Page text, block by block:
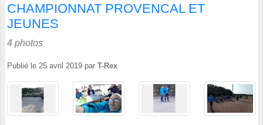
CHAMPIONNAT PROVENCAL ET
JEUNES
4 photos
Publié le 25 avril 2019 par T-Rex